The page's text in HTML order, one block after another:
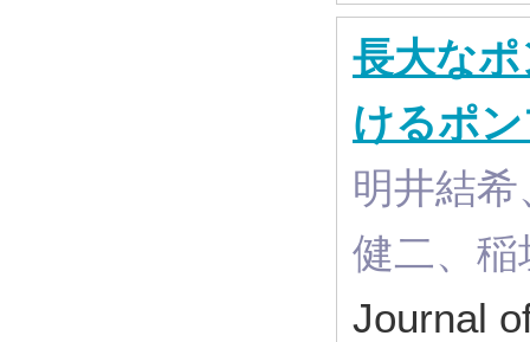
長大な
けるポ
明井結
健二、稲
Journal